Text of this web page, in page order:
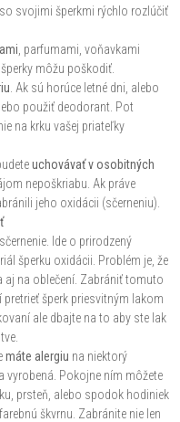
svojimi šperkmi rýchlo rozlúčiť
, parfumami, voňavkami
môžu poškodiť.
. Ak sú horúce letné dni, alebo
použiť deodorant. Pot
na krku vašej priateľky
uchovávať v osobitných
nepoškriabu. Ak práve
jeho oxidácii (sčerneniu).
Ide o prirodzený
šperku oxidácii. Problém je, že
aj na oblečení. Zabrániť tomuto
pretrieť šperk priesvitným lakom
ale dbajte na to aby ste lak
máte alergiu na niektorý
vyrobená. Pokojne ním môžete
prsteň, alebo spodok hodiniek
škvrnu. Zabránite nie len